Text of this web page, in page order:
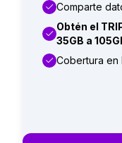
Comparte
Obtén el
35GB a
Cobertura en